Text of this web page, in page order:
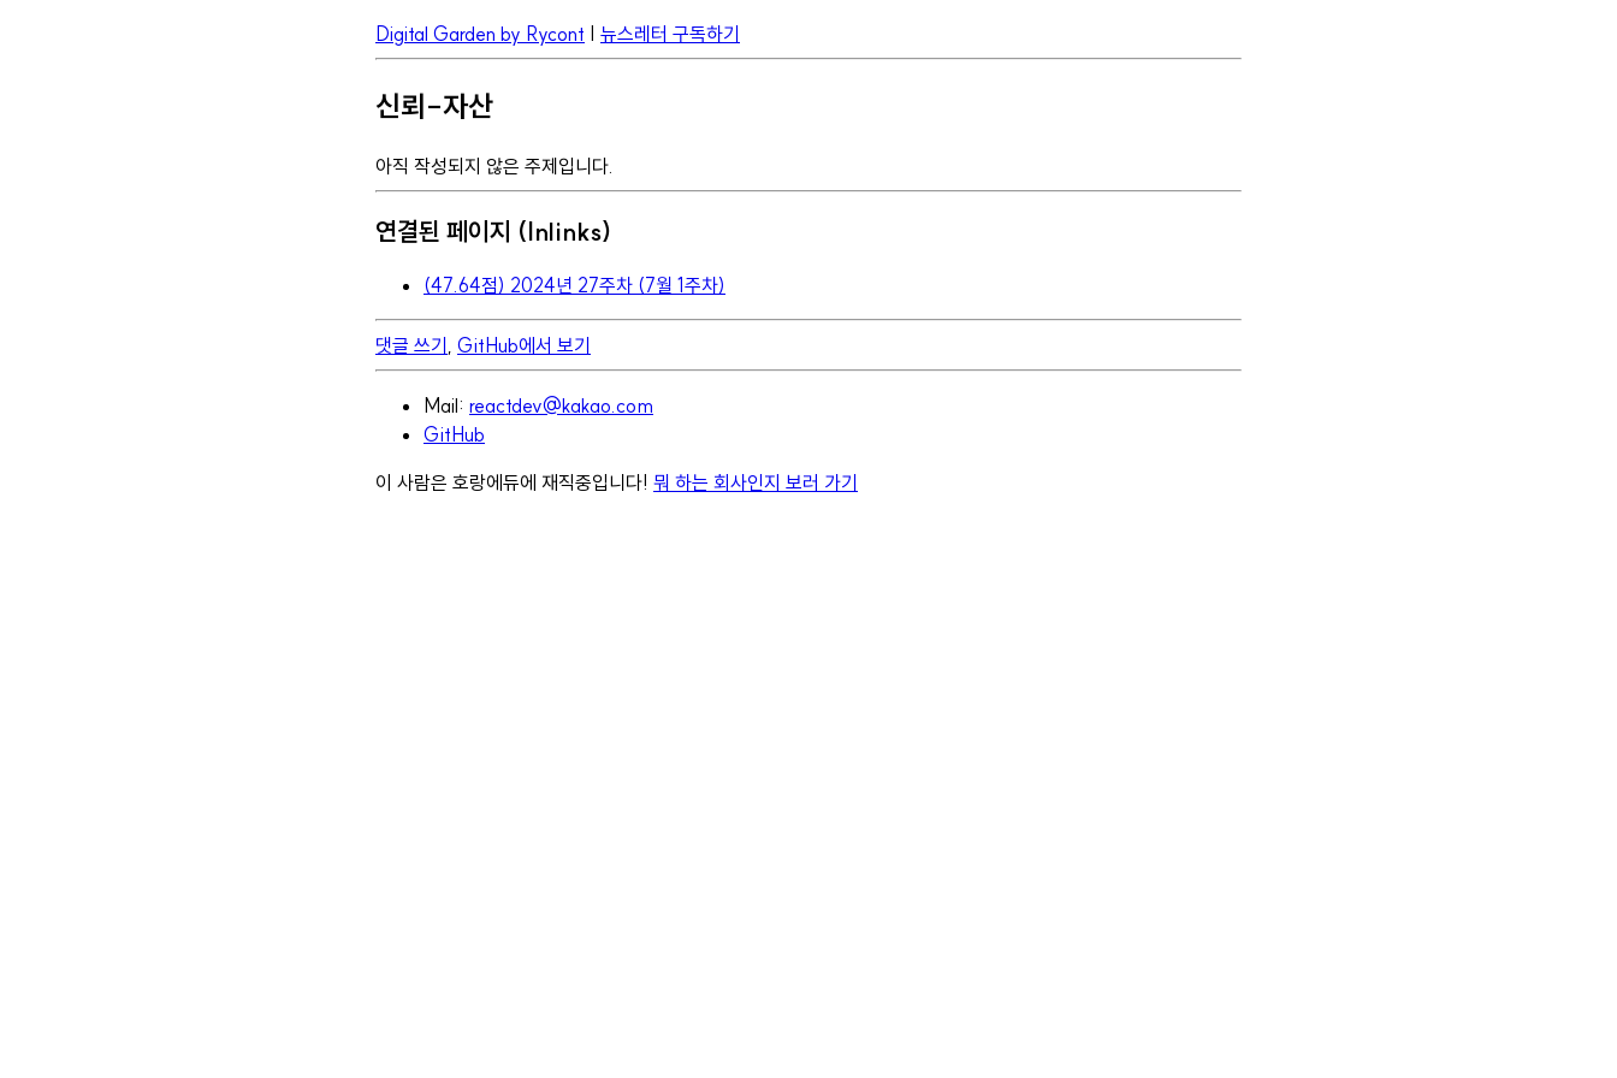
Digital Garden by Rycont 뉴스레터 구독하기
신뢰-자산
아직 작성되지 않은 주제입니다.
연결된 페이지 (Inlinks)
(47.64점) 2024년 27주차 (7월 1주차)
댓글 쓰기 , GitHub에서 보기
Mail: reactdev@kakao.com
GitHub
이 사람은 호랑에듀에 재직중입니다! 뭐 하는 회사인지 보러 가기